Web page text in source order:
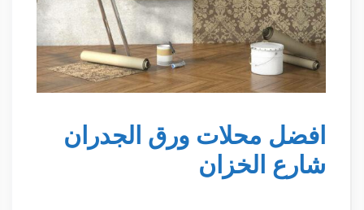
افضل محلات ورق الجدران
شارع الخزان